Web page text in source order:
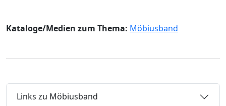
Kataloge/Medien zum Thema: Möbiusband
Links zu Möbiusband